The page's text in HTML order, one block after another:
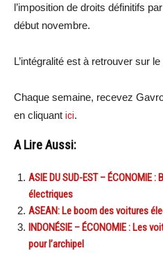
l’imposition de droits définitifs
début novembre.
L’intégralité est à retrouver sur
Chaque semaine, recevez
en cliquant ici.
A Lire Aussi:
ASIE DU SUD-EST – ÉCONOMIE
électriques
ASEAN: Le boom des voitures
INDONÉSIE – ÉCONOMIE : Les
pour l’archipel